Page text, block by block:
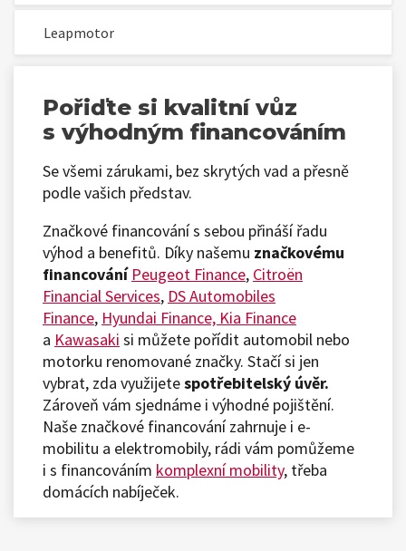
Leapmotor
Pořiďte si kvalitní vůz
s výhodným financováním
Se všemi zárukami, bez skrytých vad a přesně
podle vašich představ.
Značkové financování s sebou přináší řadu
výhod a benefitů. Díky našemu značkovému
financování Peugeot Finance, Citroën
Financial Services, DS Automobiles
Finance, Hyundai Finance, Kia Finance
a Kawasaki si můžete pořídit automobil nebo
motorku renomované značky. Stačí si jen
vybrat, zda využijetespotřebitelský úvěr.
Zároveň vám sjednáme i výhodné pojištění.
Naše značkové financování zahrnuje i e-
mobilitu a elektromobily, rádi vám pomůžeme
i s financováním komplexní mobility, třeba
domácích nabíječek.